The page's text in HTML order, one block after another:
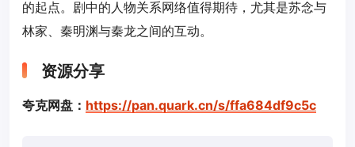
的起点。剧中的人物关系网络值得期待，尤其是苏念与
林家、秦明渊与秦龙之间的互动。
资源分享
夸克网盘： https://pan.quark.cn/s/ffa684df9c5c